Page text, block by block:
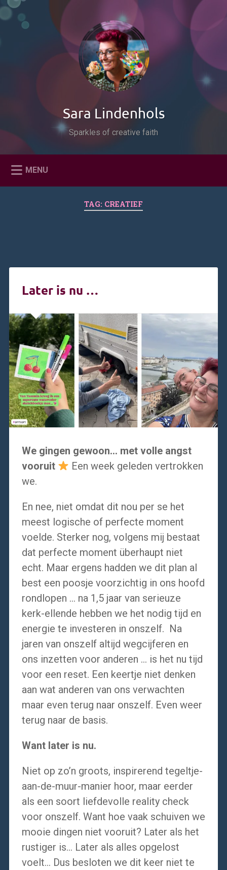
Naar
inhoud
Zoeken
Sara Lindenhols
Sparkles of creative faith
MENU
TAG: CREATIEF
Later is nu …
We gingen gewoon… met volle angst
vooruit
Een week geleden vertrokken
we.
En nee, niet omdat dit nou per se het
meest logische of perfecte moment
voelde. Sterker nog, volgens mij bestaat
dat perfecte moment überhaupt niet
echt. Maar ergens hadden we dit plan al
best een poosje voorzichtig in ons hoofd
rondlopen … na 1,5 jaar van serieuze
kerk-ellende hebben we het nodig tijd en
energie te investeren in onszelf. Na
jaren van onszelf altijd wegcijferen en
ons inzetten voor anderen … is het nu tijd
voor een reset. Een keertje niet denken
aan wat anderen van ons verwachten
maar even terug naar onszelf. Even weer
terug naar de basis.
Want later is nu.
Niet op zo’n groots, inspirerend tegeltje-
aan-de-muur-manier hoor, maar eerder
als een soort liefdevolle reality check
voor onszelf. Want hoe vaak schuiven we
mooie dingen niet vooruit? Later als het
rustiger is… Later als alles opgelost
voelt… Dus besloten we dit keer niet te